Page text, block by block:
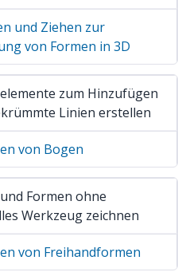
und Ziehen zur
von Formen in 3D
zum Hinzufügen
Linien erstellen
von Bogen
Formen ohne
Werkzeug zeichnen
von Freihandformen